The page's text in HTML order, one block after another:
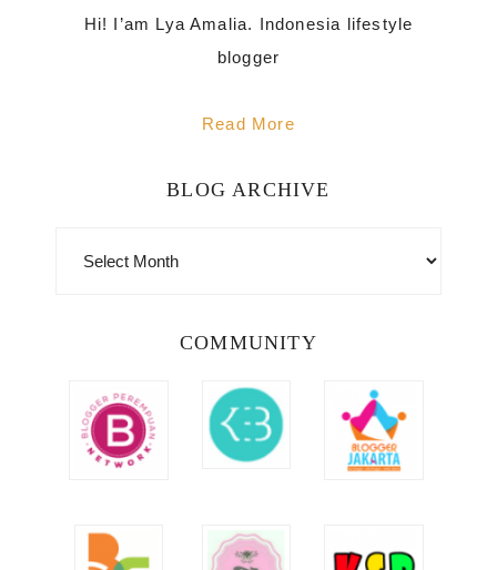
Hi! I’am Lya Amalia. Indonesia lifestyle
blogger
Read More
BLOG ARCHIVE
COMMUNITY